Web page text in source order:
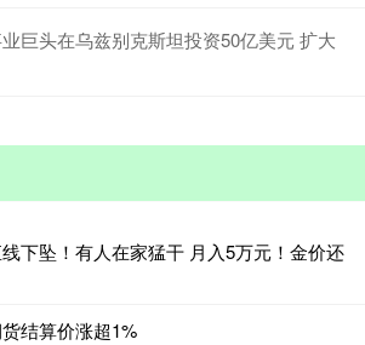
巨头在乌兹别克斯坦投资50亿美元 扩大
下坠！有人在家猛干 月入5万元！金价还
结算价涨超1%